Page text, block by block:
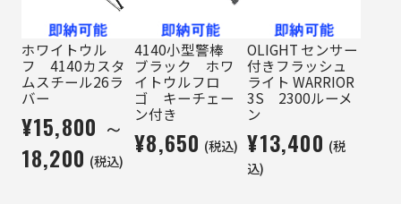
ホワイトウル
フ 4140カスタ
ムスチール26ラ
バー
¥15,800 ～
18,200 (税込)
4140小型警棒
ブラック ホワ
イトウルフロ
ゴ キーチェー
ン付き
¥8,650 (税込)
OLIGHT センサー
付きフラッシュ
ライト WARRIOR
3S 2300ルーメ
ン
¥13,400 (税
込)